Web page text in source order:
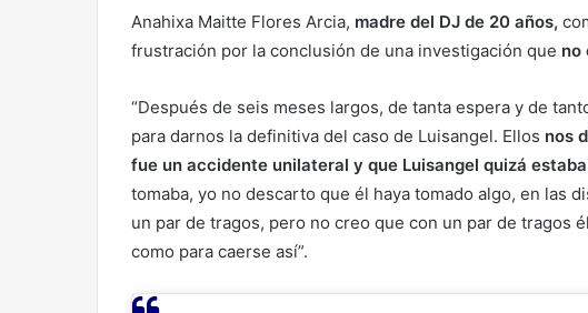
Anahixa Maitte Flores Arcia, madre del DJ de 20 años,
frustración por la conclusión de una investigación que no
“Después de seis meses largos, de tanta espera y de
para darnos la definitiva del caso de Luisangel. Ellos nos
fue un accidente unilateral y que Luisangel quizá
tomaba, yo no descarto que él haya tomado algo, en las
un par de tragos, pero no creo que con un par de tragos
como para caerse así”.